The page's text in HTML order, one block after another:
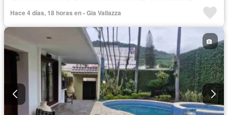
Hace 4 días, 18 horas en - Gia Vallazza